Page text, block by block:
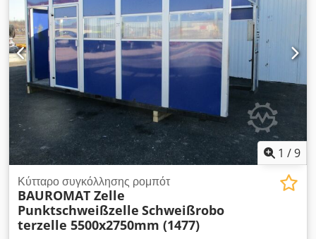
1 /9
Κύτταρο συγκόλλησης ρομπότ
BAUROMAT Zelle
Punktschweißzelle Schweißrobo
terzelle 5500x2750mm (1477)